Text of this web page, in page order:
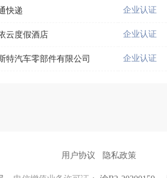
快递 企业认证
云度假酒店 企业认证
特汽车零部件有限公司 企业认证
用户协议 隐私政策